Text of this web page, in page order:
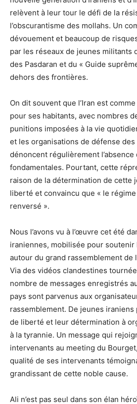
relèvent à leur tour le défi de la
l’obscurantisme des mollahs. Un
dévouement et beaucoup de
par les réseaux de jeunes militants
des Pasdaran et du « Guide
dehors des frontières.
On dit souvent que l’Iran est
pour ses habitants, avec nombres
punitions imposées à la vie
et les organisations de défense
dénoncent régulièrement
fondamentales. Pourtant, cette
raison de la détermination de cette
liberté et convaincu que « le
renversé ».
Nous l’avons vu à l’œuvre cet été
iraniennes, mobilisée pour soutenir
autour du grand rassemblement de
Via des vidéos clandestines
nombre de messages enregistrés
pays sont parvenus aux
rassemblement. De jeunes
de liberté et leur détermination à
à la tyrannie. Un message qui
intervenants au meeting du
qualité de ses intervenants
grandissant de cette noble cause.
Ali n’est pas seul dans son élan